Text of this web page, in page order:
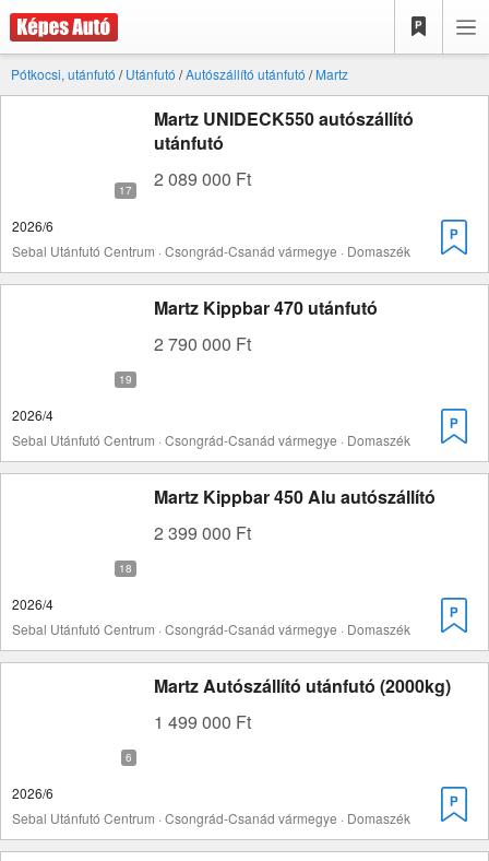
Pótkocsi, utánfutó /Utánfutó /Autószállító utánfutó /Martz
Martz UNIDECK550 autószállító
utánfutó
2 089 000 Ft
2026/6
Sebal Utánfutó Centrum · Csongrád-Csanád vármegye · Domaszék
Martz Kippbar 470 utánfutó
2 790 000 Ft
2026/4
Sebal Utánfutó Centrum · Csongrád-Csanád vármegye · Domaszék
Martz Kippbar 450 Alu autószállító
2 399 000 Ft
2026/4
Sebal Utánfutó Centrum · Csongrád-Csanád vármegye · Domaszék
Martz Autószállító utánfutó (2000kg)
1 499 000 Ft
2026/6
Sebal Utánfutó Centrum · Csongrád-Csanád vármegye · Domaszék